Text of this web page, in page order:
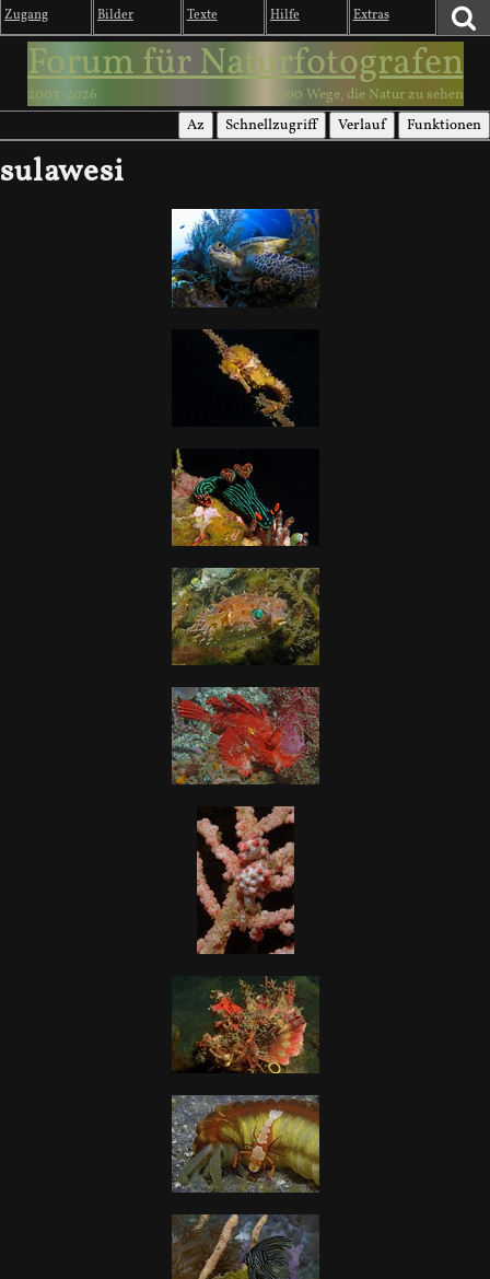
Zugang Bilder Texte Hilfe Extras
Forum für Naturfotografen
2003-2026 1000 Wege, die Natur zu sehen
Az Schnellzugriff Verlauf Funktionen
sulawesi